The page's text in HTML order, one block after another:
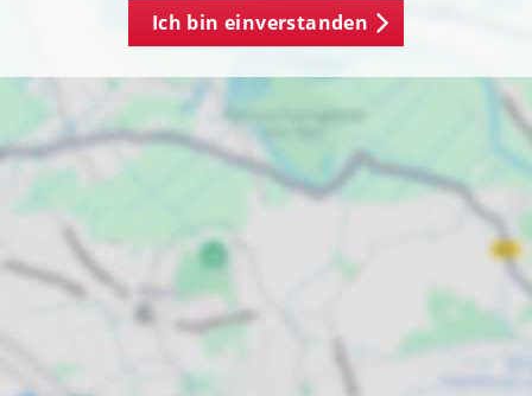
Ich bin einverstanden